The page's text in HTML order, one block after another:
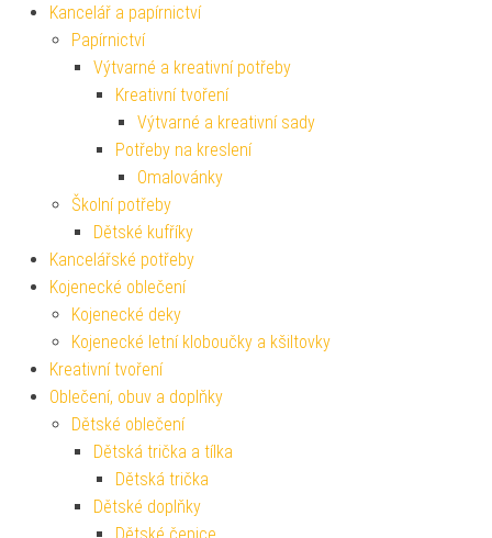
Kancelář a papírnictví
Papírnictví
Výtvarné a kreativní potřeby
Kreativní tvoření
Výtvarné a kreativní sady
Potřeby na kreslení
Omalovánky
Školní potřeby
Dětské kufříky
Kancelářské potřeby
Kojenecké oblečení
Kojenecké deky
Kojenecké letní kloboučky a kšiltovky
Kreativní tvoření
Oblečení, obuv a doplňky
Dětské oblečení
Dětská trička a tílka
Dětská trička
Dětské doplňky
Dětské čepice